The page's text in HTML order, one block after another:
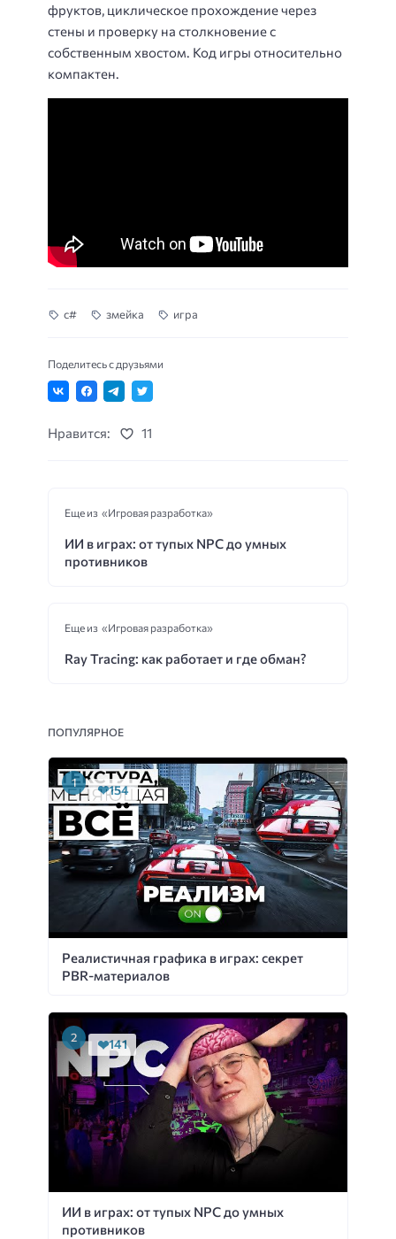
фруктов, циклическое прохождение через
стены и проверку на столкновение с
собственным хвостом. Код игры относительно
компактен.
c# змейка игра
Поделитесь с друзьями
Нравится: 11
Еще из «Игровая разработка»
ИИ в играх: от тупых NPC до умных
противников
Еще из «Игровая разработка»
Ray Tracing: как работает и где обман?
ПОПУЛЯРНОЕ
Реалистичная графика в играх: секрет
PBR-материалов
154
ИИ в играх: от тупых NPC до умных
противников
141